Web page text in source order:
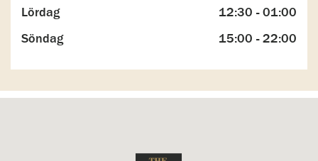
Lördag
12:30 - 01:00
Söndag
15:00 - 22:00